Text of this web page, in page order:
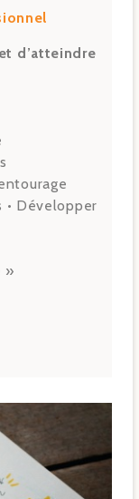
d’atteindre
• Développer
»